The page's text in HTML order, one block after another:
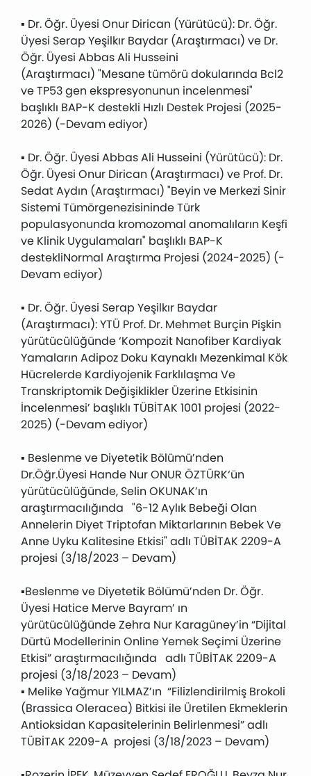
▪ Dr. Öğr. Üyesi Onur Dirican (Yürütücü): Dr. Öğr.
Üyesi Serap Yeşilkır Baydar (Araştırmacı) ve Dr.
Öğr. Üyesi Abbas Ali Husseini
(Araştırmacı) "Mesane tümörü dokularında Bcl2
ve TP53 gen ekspresyonunun incelenmesi"
başlıklı BAP-K destekli Hızlı Destek Projesi (2025-
2026) (-Devam ediyor)
▪ Dr. Öğr. Üyesi Abbas Ali Husseini (Yürütücü): Dr.
Öğr. Üyesi Onur Dirican (Araştırmacı) ve Prof. Dr.
Sedat Aydın (Araştırmacı) "Beyin ve Merkezi Sinir
Sistemi Tümörgenezisininde Türk
populasyonunda kromozomal anomalıların Keşfi
ve Klinik Uygulamaları" başlıklı BAP-K
destekliNormal Araştırma Projesi (2024-2025) (-
Devam ediyor)
▪ Dr. Öğr. Üyesi Serap Yeşilkır Baydar
(Araştırmacı): YTÜ Prof. Dr. Mehmet Burçin Pişkin
yürütücülüğünde ‘Kompozit Nanofiber Kardiyak
Yamaların Adipoz Doku Kaynaklı Mezenkimal Kök
Hücrelerde Kardiyojenik Farklılaşma Ve
Transkriptomik Değişiklikler Üzerine Etkisinin
İncelenmesi’ başlıklı TÜBİTAK 1001 projesi (2022-
2025) (-Devam ediyor)
▪ Beslenme ve Diyetetik Bölümü’nden
Dr.Öğr.Üyesi Hande Nur ONUR ÖZTÜRK‘ün
yürütücülüğünde, Selin OKUNAK’ın
araştırmacılığında "6-12 Aylık Bebeği Olan
Annelerin Diyet Triptofan Miktarlarının Bebek Ve
Anne Uyku Kalitesine Etkisi" adlı TÜBİTAK 2209-A
projesi (3/18/2023 – Devam)
▪Beslenme ve Diyetetik Bölümü’nden Dr. Öğr.
Üyesi Hatice Merve Bayram’ ın
yürütücülüğünde Zehra Nur Karagüney’in “Dijital
Dürtü Modellerinin Online Yemek Seçimi Üzerine
Etkisi” araştırmacılığında adlı TÜBİTAK 2209-A
projesi (3/18/2023 – Devam)
▪ Melike Yağmur YILMAZ’ın “Filizlendirilmiş Brokoli
(Brassica Oleracea) Bitkisi ile Üretilen Ekmeklerin
Antioksidan Kapasitelerinin Belirlenmesi” adlı
TÜBİTAK 2209-A projesi (3/18/2023 – Devam)